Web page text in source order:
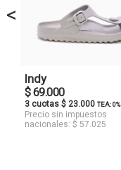
<
Indy
$ 69.000
3 cuotas $ 23.000 TEA: 0%
Precio sin impuestos
nacionales: $ 57.025